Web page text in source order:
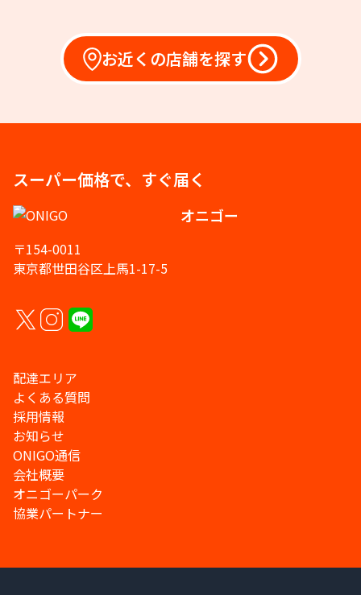
お近くの店舗を探す
スーパー価格で、すぐ届く
オニゴー
〒154-0011
東京都世田谷区上馬1-17-5
配達エリア
よくある質問
採用情報
お知らせ
ONIGO通信
会社概要
オニゴーパーク
協業パートナー